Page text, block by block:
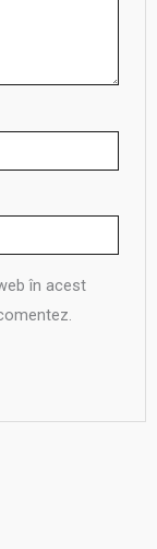
în acest